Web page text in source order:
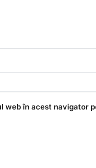
web în acest navigator